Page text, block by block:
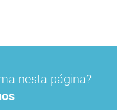
picetoprofeno
amorolfina
nesta página?